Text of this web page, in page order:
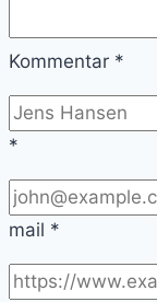
Kommentar *
*
mail *